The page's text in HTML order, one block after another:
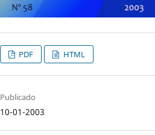
PDF HTML
Publicado
10-01-2003